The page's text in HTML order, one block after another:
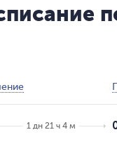
1 дн 21 ч 4 м